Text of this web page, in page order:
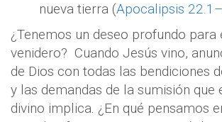
nueva tierra (Apocalipsis
¿Tenemos un deseo profundo para
venidero? Cuando Jesús vino,
de Dios con todas las bendiciones
y las demandas de la sumisión que
divino implica. ¿En qué pensamos